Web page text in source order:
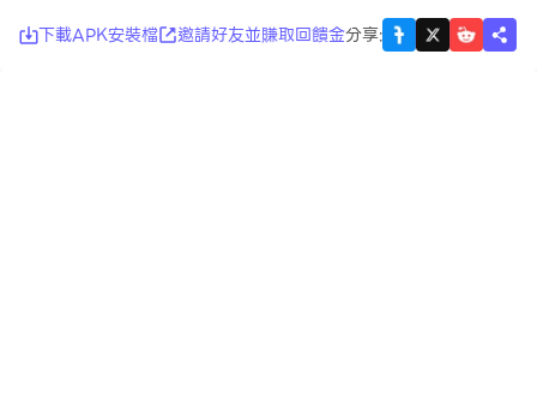
下載APK安裝檔 邀請好友並賺取回饋金分享: